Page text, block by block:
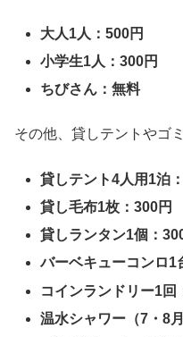
大人1人：500円
小学生1人：300円
ちびさん：無料
その他、貸しテントやゴ
貸しテント4人用1泊
貸し毛布1枚：300円
貸しランタン1個：
バーベキューコンロ1
コインランドリー1回
温水シャワー（7・8